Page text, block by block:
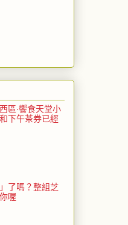
區‧饗食天堂小
下午茶券已經
了嗎？整組芝
喔